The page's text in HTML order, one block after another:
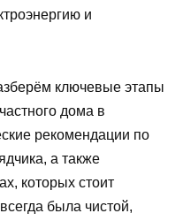
и
ключевые этапы
дома в
рекомендации по
а также
которых стоит
была чистой,